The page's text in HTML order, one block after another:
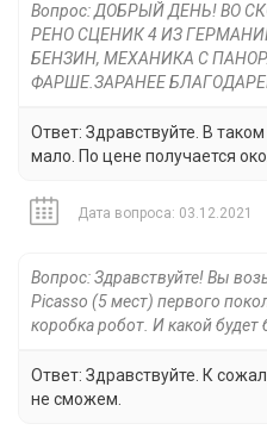
Вопрос: ДОБРЫЙ ДЕНЬ! ВО
РЕНО СЦЕНИК 4 ИЗ
БЕНЗИН, МЕХАНИКА С
ФАРШЕ.ЗАРАНЕЕ
Ответ: Здравствуйте. В
мало. По цене получается
Дата вопроса: 03.12.2021
Вопрос: Здравствуйте! Вы
Picasso (5 мест) первого
коробка робот. И какой будет
Ответ: Здравствуйте. К
не сможем.